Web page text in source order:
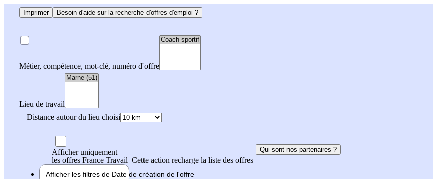
Imprimer Besoin d'aide sur la recherche d'offres d'emploi ?
Métier, compétence, mot-clé, numéro d'offre
Lieu de travail
Distance autour du lieu choisi
Afficher uniquement
les offres France Travail Cette action recharge la liste des offres
Qui sont nos partenaires ?
Afficher les filtres de Date de création de l'offre